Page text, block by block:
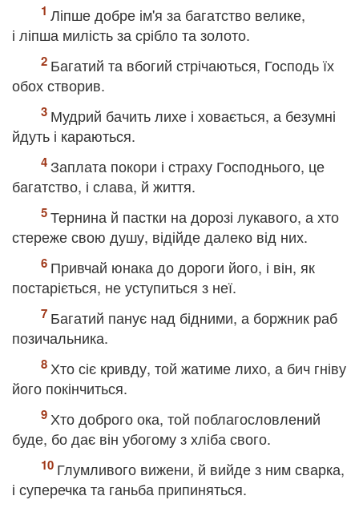
Ліпше добре ім'я за багатство велике,
і ліпша милість за срібло та золото.
Багатий та вбогий стрічаються, Господь їх
обох створив.
Мудрий бачить лихе і ховається, а безумні
йдуть і караються.
Заплата покори і страху Господнього, це
багатство, і слава, й життя.
Тернина й пастки на дорозі лукавого, а хто
стереже свою душу, відійде далеко від них.
Привчай юнака до дороги його, і він, як
постаріється, не уступиться з неї.
Багатий панує над бідними, а боржник раб
позичальника.
Хто сіє кривду, той жатиме лихо, а бич гніву
його покінчиться.
Хто доброго ока, той поблагословлений
буде, бо дає він убогому з хліба свого.
Глумливого вижени, й вийде з ним сварка,
і суперечка та ганьба припиняться.